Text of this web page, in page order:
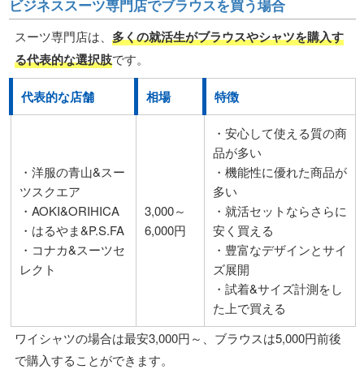
ビジネススーツ専門店でブラウスを買う場合
スーツ専門店は、 多くの就活生がブラウスやシャツを購入す
る代表的な選択肢です。
代表的な店舗 相場 特徴
・洋服の青山&スー
ツスクエア
・AOKI&ORIHICA
・はるやま&P.S.FA
・コナカ&スーツセ
レクト
3,000～
6,000円
・安心して使える質の商
品が多い
・機能性に優れた商品が
多い
・就活セットならさらに
安く買える
・豊富なデザインとサイ
ズ展開
・試着&サイズ計測をし
た上で買える
ワイシャツの場合は最安3,000円～、ブラウスは5,000円前後
で購入することができます。